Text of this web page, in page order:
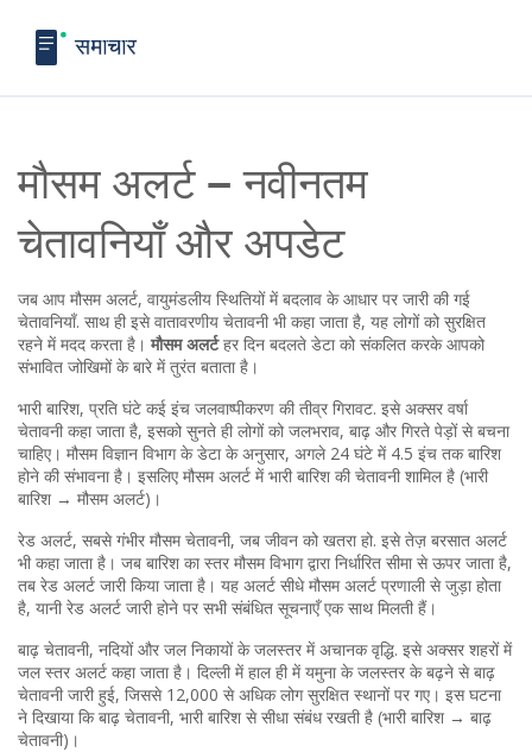
मौसम अलर्ट – नवीनतम
चेतावनियाँ और अपडेट
जब आप मौसम अलर्ट, वायुमंडलीय स्थितियों में बदलाव के आधार पर जारी की गई
चेतावनियाँ. साथ ही इसेवातावरणीय चेतावनीभी कहा जाता है, यह लोगों को सुरक्षित
रहने में मदद करता है। मौसम अलर्टहर दिन बदलते डेटा को संकलित करके आपको
संभावित जोखिमों के बारे में तुरंत बताता है।
भारी बारिश, प्रति घंटे कई इंच जलवाष्पीकरण की तीव्र गिरावट. इसे अक्सर वर्षा
चेतावनीकहा जाता है, इसको सुनते ही लोगों को जलभराव, बाढ़ और गिरते पेड़ों से बचना
चाहिए। मौसम विज्ञान विभाग के डेटा के अनुसार, अगले 24 घंटे में 4.5 इंच तक बारिश
होने की संभावना है। इसलिए मौसम अलर्ट में भारी बारिश की चेतावनी शामिल है (भारी
बारिश → मौसम अलर्ट)।
रेड अलर्ट, सबसे गंभीर मौसम चेतावनी, जब जीवन को खतरा हो. इसेतेज़ बरसात अलर्ट
भी कहा जाता है। जब बारिश का स्तर मौसम विभाग द्वारा निर्धारित सीमा से ऊपर जाता है,
तब रेड अलर्ट जारी किया जाता है। यह अलर्ट सीधे मौसम अलर्ट प्रणाली से जुड़ा होता
है, यानी रेड अलर्ट जारी होने पर सभी संबंधित सूचनाएँ एक साथ मिलती हैं।
बाढ़ चेतावनी, नदियों और जल निकायों के जलस्तर में अचानक वृद्धि. इसे अक्सर शहरों में
जल स्तर अलर्ट कहा जाता है। दिल्ली में हाल ही में यमुना के जलस्तर के बढ़ने से बाढ़
चेतावनी जारी हुई, जिससे 12,000 से अधिक लोग सुरक्षित स्थानों पर गए। इस घटना
ने दिखाया कि बाढ़ चेतावनी, भारी बारिश से सीधा संबंध रखती है (भारी बारिश → बाढ़
चेतावनी)।